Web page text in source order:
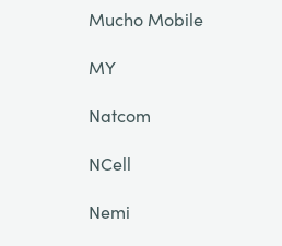
Mucho Mobile
MY
Natcom
NCell
Nemi